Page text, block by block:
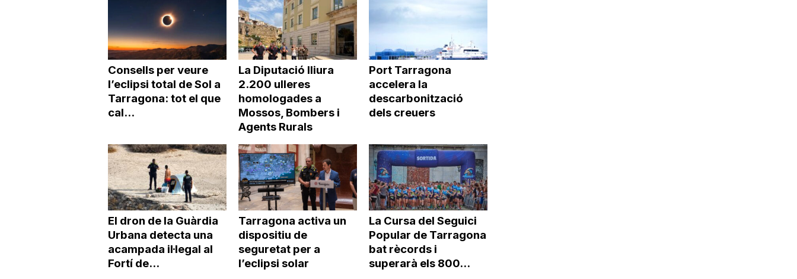
Consells per veure
l’eclipsi total de Sol a
Tarragona: tot el que
cal...
La Diputació lliura
2.200 ulleres
homologades a
Mossos, Bombers i
Agents Rurals
Port Tarragona
accelera la
descarbonització
dels creuers
El dron de la Guàrdia
Urbana detecta una
acampada il·legal al
Fortí de...
Tarragona activa un
dispositiu de
seguretat per a
l’eclipsi solar
La Cursa del Seguici
Popular de Tarragona
bat rècords i
superarà els 800...